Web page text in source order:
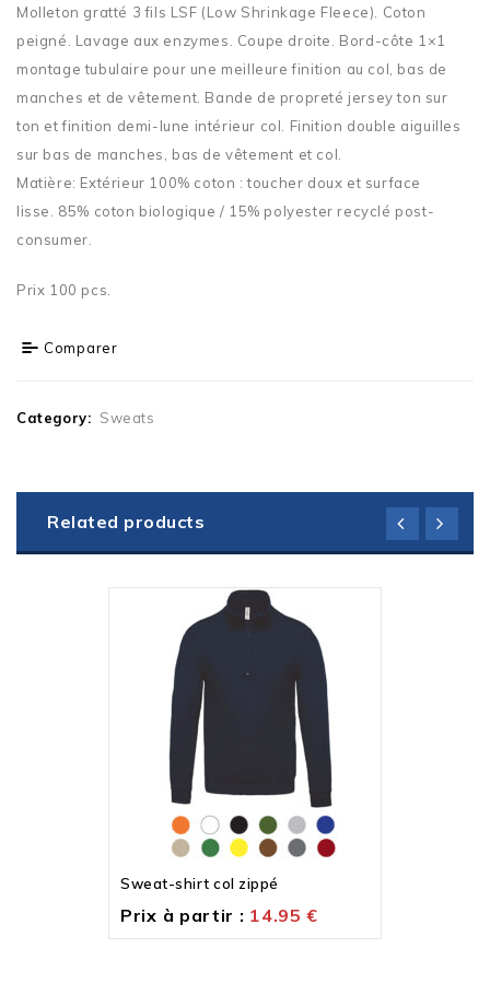
Molleton gratté 3 fils LSF (Low Shrinkage Fleece). Coton
peigné. Lavage aux enzymes. Coupe droite. Bord-côte 1×1
montage tubulaire pour une meilleure finition au col, bas de
manches et de vêtement. Bande de propreté jersey ton sur
ton et finition demi-lune intérieur col. Finition double aiguilles
sur bas de manches, bas de vêtement et col.
Matière: Extérieur 100% coton : toucher doux et surface
lisse. 85% coton biologique / 15% polyester recyclé post-
consumer.
Prix 100 pcs.
Comparer
Category: Sweats
Related products
Sweat-shirt col zippé
Prix à partir : 14.95€